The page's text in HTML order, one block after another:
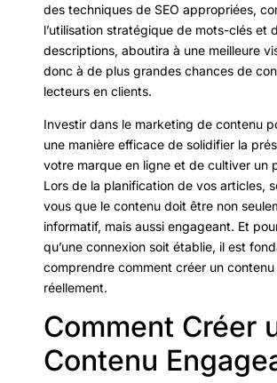
des techniques de SEO appropriées,
l’utilisation stratégique de mots-clés et
descriptions, aboutira à une meilleure
donc à de plus grandes chances de
lecteurs en clients.
Investir dans le marketing de contenu
une manière efficace de solidifier la
votre marque en ligne et de cultiver un
Lors de la planification de vos articles,
vous que le contenu doit être non
informatif, mais aussi engageant. Et
qu’une connexion soit établie, il est
comprendre comment créer un
réellement.
Comment Créer
Contenu